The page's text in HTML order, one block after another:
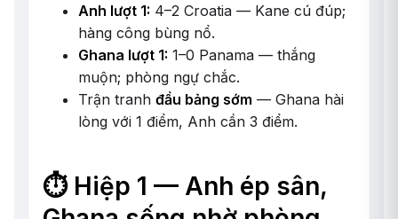
Anh lượt 1: 4–2 Croatia — Kane cú đúp;
hàng công bùng nổ.
Ghana lượt 1: 1–0 Panama — thắng
muộn; phòng ngự chắc.
Trận tranh đầu bảng sớm — Ghana hài
lòng với 1 điểm, Anh cần 3 điểm.
⏱️ Hiệp 1 — Anh ép sân,